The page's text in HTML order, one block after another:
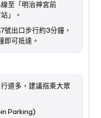
至「明治神宮前
」。
號出口步行約3分鐘，
即可抵達。
道多，建議搭乘大眾
Parking)